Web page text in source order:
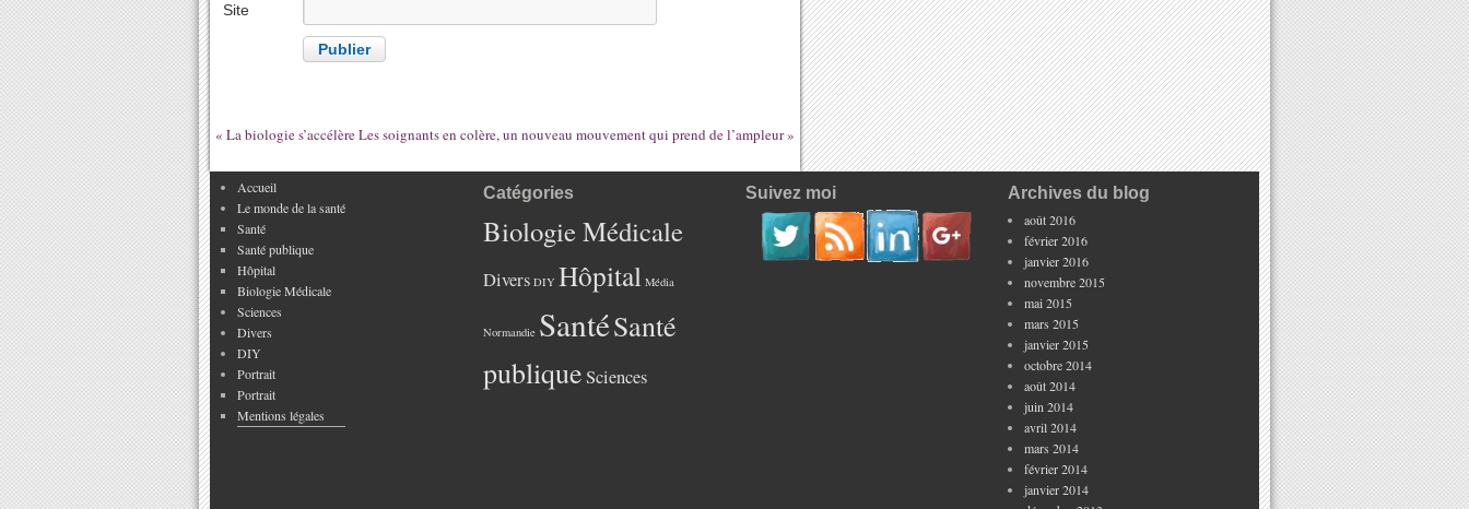
Site
« La biologie s’accélèreLes soignants en colère, un nouveau mouvement qui prend de l’ampleur»
Accueil
Le monde de la santé
Santé
Santé publique
Hôpital
Biologie Médicale
Sciences
Divers
DIY
Portrait
Portrait
Mentions légales
Catégories
Biologie Médicale
Divers DIY Hôpital Média
Normandie SantéSanté
publiqueSciences
Suivez moi Archives du blog
août 2016
février 2016
janvier 2016
novembre 2015
mai 2015
mars 2015
janvier 2015
octobre 2014
août 2014
juin 2014
avril 2014
mars 2014
février 2014
janvier 2014